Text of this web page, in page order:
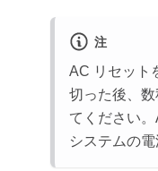
注
AC リセット
切った後、
てください
システムの電